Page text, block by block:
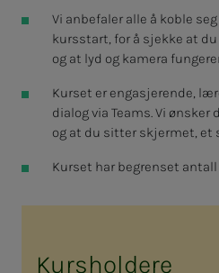
Vi anbefaler alle å koble
kursstart, for å sjekke at
og at lyd og kamera
Kurset er engasjerende,
dialog via Teams. Vi
og at du sitter skjermet, et
Kurset har begrenset
Kursholdere